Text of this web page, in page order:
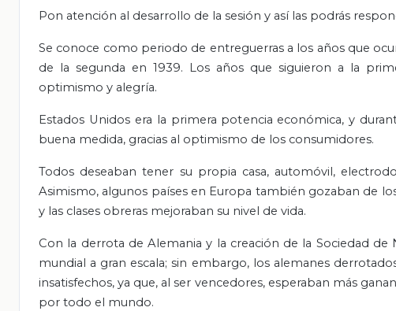
Pon atención al desarrollo de la sesión y así las podrás
Se conoce como periodo de entreguerras a los años que
de la segunda en 1939. Los años que siguieron a la
optimismo y alegría.
Estados Unidos era la primera potencia económica, y
buena medida, gracias al optimismo de los consumidores.
Todos deseaban tener su propia casa, automóvil,
Asimismo, algunos países en Europa también gozaban de
y las clases obreras mejoraban su nivel de vida.
Con la derrota de Alemania y la creación de la Sociedad
mundial a gran escala; sin embargo, los alemanes
insatisfechos, ya que, al ser vencedores, esperaban más
por todo el mundo.